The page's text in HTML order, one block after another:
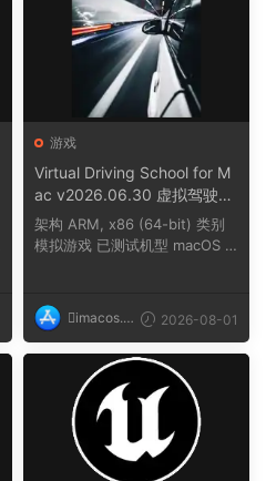
游戏
Virtual Driving School for M
ac v2026.06.30 虚拟驾驶学
校
架构 ARM, x86 (64-bit) 类别
模拟游戏 已测试机型 macOS T
imacos.t
op
2026-08-01